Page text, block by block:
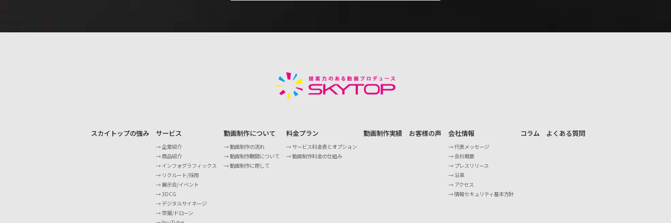
スカイトップの強み サービス
企業紹介
商品紹介
インフォグラフィックス
リクルート/採用
展示会/イベント
3DCG
デジタルサイネージ
空撮/ドローン
動画制作について
動画制作の流れ
動画制作期間について
動画制作に際して
料金プラン
サービス料金表とオプション
動画制作料金の仕組み
動画制作実績 お客様の声 会社情報
代表メッセージ
会社概要
プレスリリース
沿革
アクセス
情報セキュリティ基本方針
コラム よくある質問